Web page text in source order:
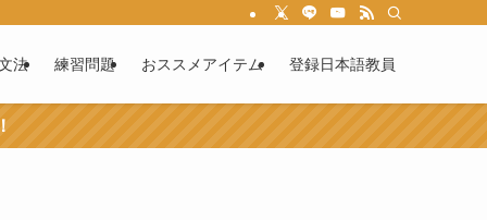
法 練習問題 おススメアイテム 登録日本語教員